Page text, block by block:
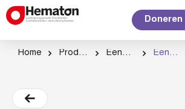
Doneren
Home Productcategorie Eenmalig doneren Eenmalige donatie van 8, euro